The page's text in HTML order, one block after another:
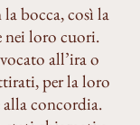
bocca, così la
loro cuori.
all’ira o
per la loro
alla concordia.